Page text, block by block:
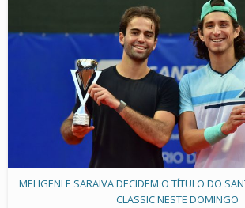
MELIGENI E SARAIVA DECIDEM O TÍTULO DO
CLASSIC NESTE DOMINGO